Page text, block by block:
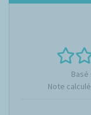
Basé
Note